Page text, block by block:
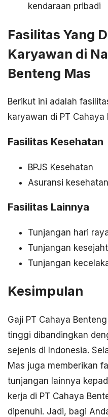
kendaraan pribadi
Fasilitas Yang
Karyawan di
Benteng Mas
Berikut ini adalah
karyawan di PT Cahaya
Fasilitas Kesehatan
BPJS Kesehatan
Asuransi kesehatan
Fasilitas Lainnya
Tunjangan hari
Tunjangan
Tunjangan
Kesimpulan
Gaji PT Cahaya
tinggi dibandingkan
sejenis di Indonesia.
Mas juga memberikan
tunjangan lainnya
kerja di PT Cahaya
dipenuhi. Jadi, bagi